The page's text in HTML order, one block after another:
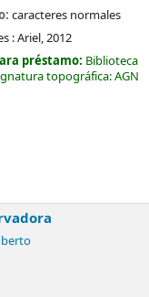
caracteres normales
:Ariel,2012
préstamo: Biblioteca
topográfica:AGN